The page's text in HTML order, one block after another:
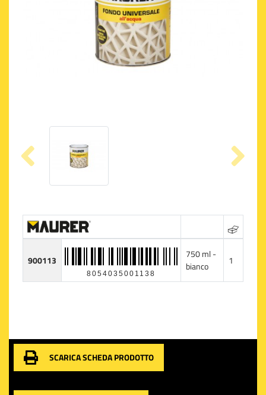
900113
8054035001138
750 ml -
bianco
1
SCARICA SCHEDA PRODOTTO